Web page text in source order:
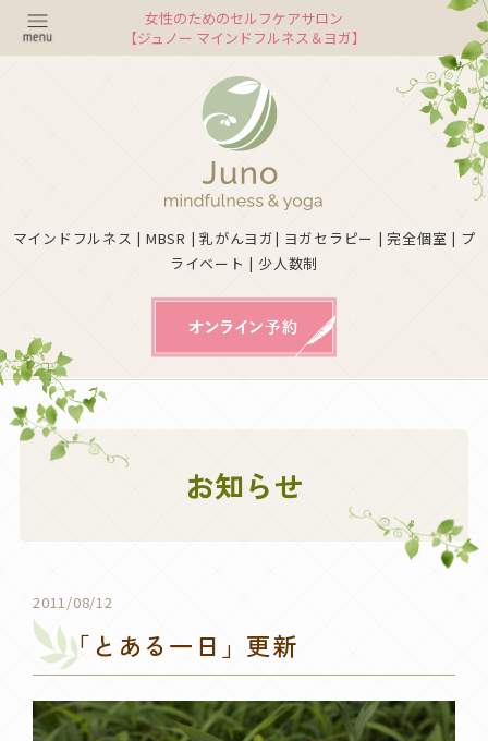
女性のためのセルフケアサロン
【ジュノー マインドフルネス＆ヨガ】
マインドフルネス | MBSR | 乳がんヨガ| ヨガセラピー | 完全個室 | プ
ライベート | 少人数制
お知らせ
2011/08/12
「とある一日」更新